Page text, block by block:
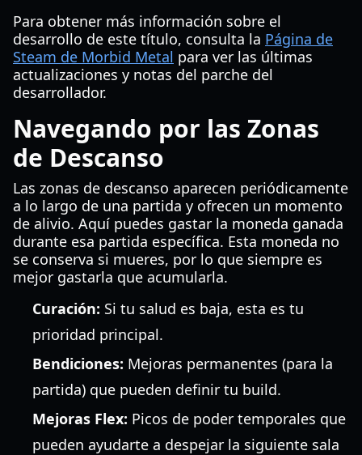
Para obtener más información sobre el
desarrollo de este título, consulta la Página de
Steam de Morbid Metal para ver las últimas
actualizaciones y notas del parche del
desarrollador.
Navegando por las Zonas
de Descanso
Las zonas de descanso aparecen periódicamente
a lo largo de una partida y ofrecen un momento
de alivio. Aquí puedes gastar la moneda ganada
durante esa partida específica. Esta moneda no
se conserva si mueres, por lo que siempre es
mejor gastarla que acumularla.
Curación: Si tu salud es baja, esta es tu
prioridad principal.
Bendiciones: Mejoras permanentes (para la
partida) que pueden definir tu build.
Mejoras Flex: Picos de poder temporales que
pueden ayudarte a despejar la siguiente sala